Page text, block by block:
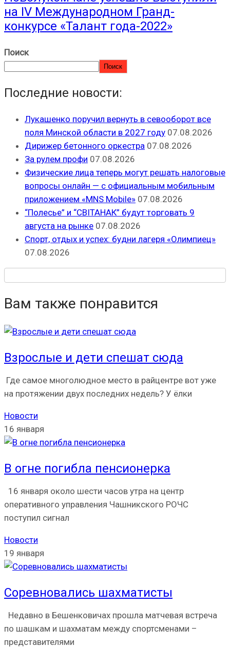
на IV Международном Гранд-
конкурсе «Талант года-2022»
Поиск
Поиск
Последние новости:
Лукашенко поручил вернуть в севооборот все
поля Минской области в 2027 году 07.08.2026
Дирижер бетонного оркестра 07.08.2026
За рулем профи 07.08.2026
Физические лица теперь могут решать налоговые
вопросы онлайн — с официальным мобильным
приложением «MNS Mobile» 07.08.2026
“Полесье” и “СВІТАНАК” будут торговать 9
августа на рынке 07.08.2026
Спорт, отдых и успех: будни лагеря «Олимпиец»
07.08.2026
Вам также понравится
Взрослые и дети спешат сюда
Где самое многолюдное место в райцентре вот уже
на протяжении двух последних недель? У ёлки
Новости
16 января
В огне погибла пенсионерка
16 января около шести часов утра на центр
оперативного управления Чашникского РОЧС
поступил сигнал
Новости
19 января
Соревновались шахматисты
Недавно в Бешенковичах прошла матчевая встреча
по шашкам и шахматам между спортсменами –
представителями